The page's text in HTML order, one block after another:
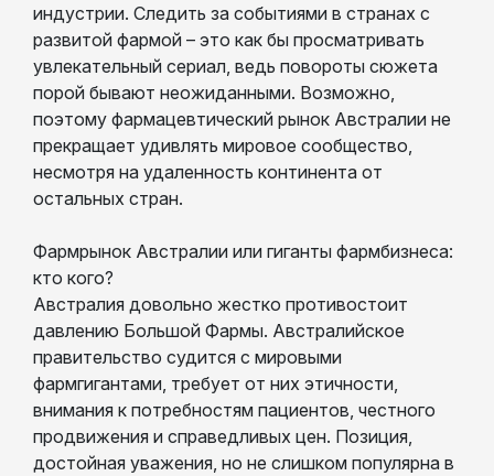
индустрии. Следить за событиями в странах с
развитой фармой – это как бы просматривать
увлекательный сериал, ведь повороты сюжета
порой бывают неожиданными. Возможно,
поэтому фармацевтический рынок Австралии не
прекращает удивлять мировое сообщество,
несмотря на удаленность континента от
остальных стран.
Фармрынок Австралии или гиганты фармбизнеса:
кто кого?
Австралия довольно жестко противостоит
давлению Большой Фармы. Австралийское
правительство судится с мировыми
фармгигантами, требует от них этичности,
внимания к потребностям пациентов, честного
продвижения и справедливых цен. Позиция,
достойная уважения, но не слишком популярна в